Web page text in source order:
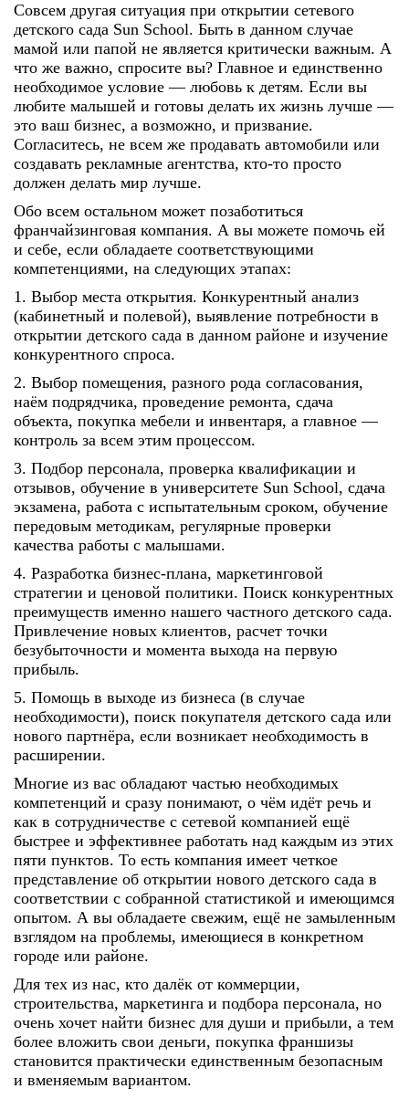
Совсем другая ситуация при открытии сетевого
детского сада Sun School. Быть в данном случае
мамой или папой не является критически важным. А
что же важно, спросите вы? Главное и единственно
необходимое условие — любовь к детям. Если вы
любите малышей и готовы делать их жизнь лучше —
это ваш бизнес, а возможно, и призвание.
Согласитесь, не всем же продавать автомобили или
создавать рекламные агентства, кто-то просто
должен делать мир лучше.
Обо всем остальном может позаботиться
франчайзинговая компания. А вы можете помочь ей
и себе, если обладаете соответствующими
компетенциями, на следующих этапах:
1. Выбор места открытия. Конкурентный анализ
(кабинетный и полевой), выявление потребности в
открытии детского сада в данном районе и изучение
конкурентного спроса.
2. Выбор помещения, разного рода согласования,
наём подрядчика, проведение ремонта, сдача
объекта, покупка мебели и инвентаря, а главное —
контроль за всем этим процессом.
3. Подбор персонала, проверка квалификации и
отзывов, обучение в университете Sun School, сдача
экзамена, работа с испытательным сроком, обучение
передовым методикам, регулярные проверки
качества работы с малышами.
4. Разработка бизнес-плана, маркетинговой
стратегии и ценовой политики. Поиск конкурентных
преимуществ именно нашего частного детского сада.
Привлечение новых клиентов, расчет точки
безубыточности и момента выхода на первую
прибыль.
5. Помощь в выходе из бизнеса (в случае
необходимости), поиск покупателя детского сада или
нового партнёра, если возникает необходимость в
расширении.
Многие из вас обладают частью необходимых
компетенций и сразу понимают, о чём идёт речь и
как в сотрудничестве с сетевой компанией ещё
быстрее и эффективнее работать над каждым из этих
пяти пунктов. То есть компания имеет четкое
представление об открытии нового детского сада в
соответствии с собранной статистикой и имеющимся
опытом. А вы обладаете свежим, ещё не замыленным
взглядом на проблемы, имеющиеся в конкретном
городе или районе.
Для тех из нас, кто далёк от коммерции,
строительства, маркетинга и подбора персонала, но
очень хочет найти бизнес для души и прибыли, а тем
более вложить свои деньги, покупка франшизы
становится практически единственным безопасным
и вменяемым вариантом.